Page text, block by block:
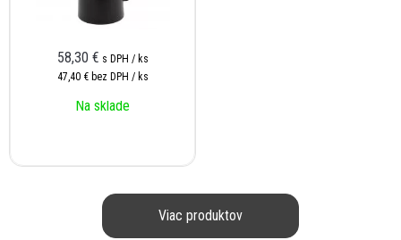
58,30 € s DPH / ks
47,40 € bez DPH / ks
Na sklade
Viac produktov